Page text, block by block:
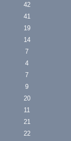
42
41
19
14
7
4
7
9
20
11
21
22